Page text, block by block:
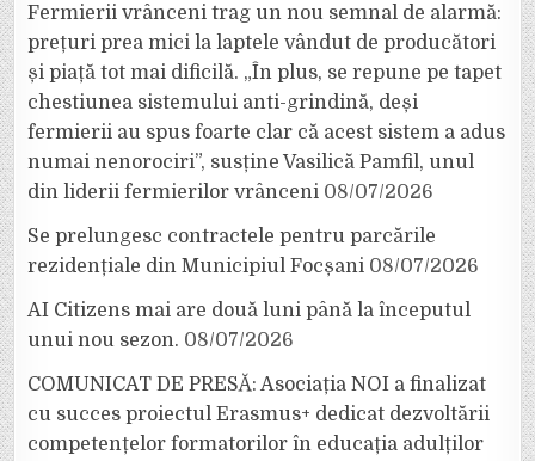
Fermierii vrânceni trag un nou semnal de alarmă:
prețuri prea mici la laptele vândut de producători
și piață tot mai dificilă. „În plus, se repune pe tapet
chestiunea sistemului anti-grindină, deși
fermierii au spus foarte clar că acest sistem a adus
numai nenorociri”, susține Vasilică Pamfil, unul
din liderii fermierilor vrânceni 08/07/2026
Se prelungesc contractele pentru parcările
rezidențiale din Municipiul Focșani 08/07/2026
AI Citizens mai are două luni până la începutul
unui nou sezon. 08/07/2026
COMUNICAT DE PRESĂ: Asociația NOI a finalizat
cu succes proiectul Erasmus+ dedicat dezvoltării
competențelor formatorilor în educația adulților